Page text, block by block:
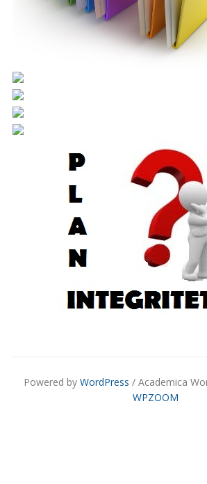
Powered by WordPress / Academica
WPZOOM